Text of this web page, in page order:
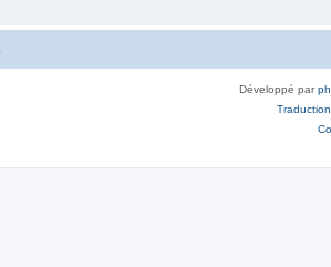
Développé par